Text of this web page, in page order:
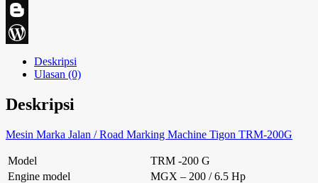
Pinterest
Blogger
WordPress
Deskripsi
Ulasan (0)
Deskripsi
Mesin Marka Jalan / Road Marking Machine Tigon TRM-200G
Model
TRM -200 G
Engine model
MGX – 200 / 6.5 Hp